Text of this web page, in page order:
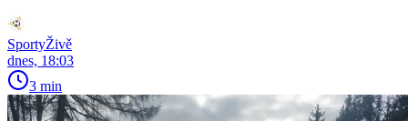
SportyŽivě
dnes, 18:03
3 min